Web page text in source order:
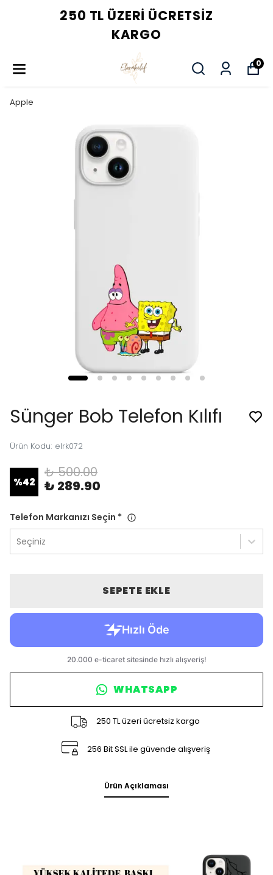
250 TL ÜZERI ÜCRETSIZ
KARGO
0
Apple
Sünger Bob Telefon Kılıfı
Ürün Kodu: elrk072
%42
₺ 500.00
₺ 289.90
Telefon Markanızı Seçin *
Seçiniz
SEPETE EKLE
WHATSAPP
250 TL üzeri ücretsiz kargo
256 Bit SSL ile güvende alışveriş
Ürün Açıklaması